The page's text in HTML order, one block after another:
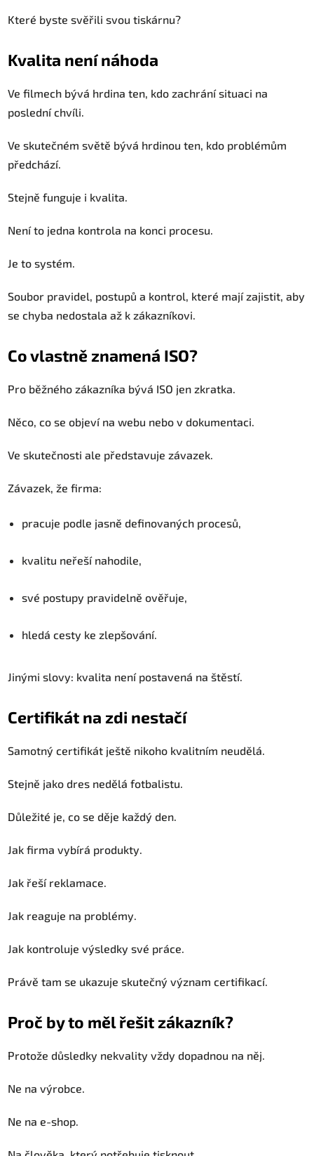
Které byste svěřili svou tiskárnu?
Kvalita není náhoda
Ve filmech bývá hrdina ten, kdo zachrání situaci na
poslední chvíli.
Ve skutečném světě bývá hrdinou ten, kdo problémům
předchází.
Stejně funguje i kvalita.
Není to jedna kontrola na konci procesu.
Je to systém.
Soubor pravidel, postupů a kontrol, které mají zajistit, aby
se chyba nedostala až k zákazníkovi.
Co vlastně znamená ISO?
Pro běžného zákazníka bývá ISO jen zkratka.
Něco, co se objeví na webu nebo v dokumentaci.
Ve skutečnosti ale představuje závazek.
Závazek, že firma:
pracuje podle jasně definovaných procesů,
kvalitu neřeší nahodile,
své postupy pravidelně ověřuje,
hledá cesty ke zlepšování.
Jinými slovy: kvalita není postavená na štěstí.
Certifikát na zdi nestačí
Samotný certifikát ještě nikoho kvalitním neudělá.
Stejně jako dres nedělá fotbalistu.
Důležité je, co se děje každý den.
Jak firma vybírá produkty.
Jak řeší reklamace.
Jak reaguje na problémy.
Jak kontroluje výsledky své práce.
Právě tam se ukazuje skutečný význam certifikací.
Proč by to měl řešit zákazník?
Protože důsledky nekvality vždy dopadnou na něj.
Ne na výrobce.
Ne na e-shop.